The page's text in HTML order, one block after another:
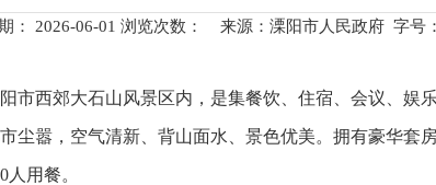
2026-06-01 浏览次数： 4339 来源：溧阳市人民政府 字
市西郊大石山风景区内，是集餐饮、住宿、会议、娱
尘嚣，空气清新、背山面水、景色优美。拥有豪华套
用餐。